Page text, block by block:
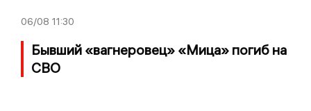
06/08 11:30
Бывший «вагнеровец» «Мица» погиб на
СВО